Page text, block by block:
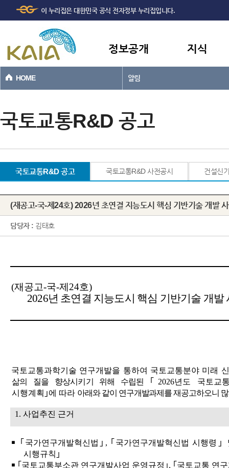
본문바로가기
이 누리집은 대한민국 공식 전자정부 누리집입니다.
정보공개 지식
HOME 알림
국토교통R&D 공고
국토교통R&D 공고 국토교통R&D 사전공시 건설신
(재공고-국-제24호) 2026년 초연결 지능도시 핵심 기반기술 개발
담당자 : 김태호
(재공고-국-제 24호)
2026년 초연결 지능도시 핵심 기반기술 개발
국토교통과학기술 연구개발을 통하여 국토교통분야 미래
삶의 질을 향상시키기 위해 수립된
｢ 2026년도 국토교
시행계획 ｣에 따라 아래와 같이 연구개발과제를 재공고하오니
1. 사업추진 근거
￭ ｢ 국가연구개발혁신법 ｣ , ｢ 국가연구개발혁신법 시행령 ｣
시행규칙 ｣
￭ ｢ 국토교통부소관 연구개발사업 운영규정 ｣, ｢ 국토교통 연